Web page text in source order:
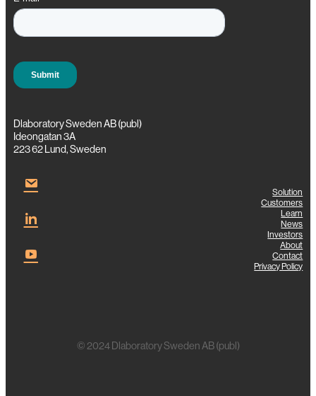
Dlaboratory Sweden AB (publ)
Ideongatan 3A
223 62 Lund, Sweden
Solution
Customers
Learn
News
Investors
About
Contact
Privacy Policy
© 2024 Dlaboratory Sweden AB (publ)